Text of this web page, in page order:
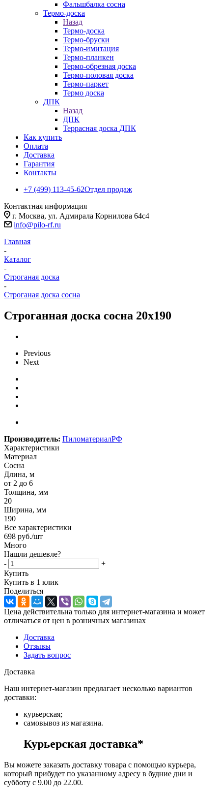
Фальшбалка сосна
Термо-доска
Назад
Термо-доска
Термо-бруски
Термо-имитация
Термо-планкен
Термо-обрезная доска
Термо-половая доска
Термо-паркет
Термо доска
ДПК
Назад
ДПК
Террасная доска ДПК
Как купить
Оплата
Доставка
Гарантия
Контакты
+7 (499) 113-45-62Отдел продаж
Контактная информация
г. Москва, ул. Адмирала Корнилова 64с4
info@pilo-rf.ru
Главная
-
Каталог
-
Строганая доска
-
Строганая доска сосна
Строганная доска сосна 20х190
Previous
Next
Производитель: ПиломатериалРФ
Характеристики
Материал
Сосна
Длина, м
от 2 до 6
Толщина, мм
20
Ширина, мм
190
Все характеристики
698 руб./шт
Много
Нашли дешевле?
-
+
Купить
Купить в 1 клик
Поделиться
Цена действительна только для интернет-магазина и может
отличаться от цен в розничных магазинах
Доставка
Отзывы
Задать вопрос
Доставка
Наш интернет-магазин предлагает несколько вариантов
доставки:
курьерская;
самовывоз из магазина.
Курьерская доставка*
Вы можете заказать доставку товара с помощью курьера,
который прибудет по указанному адресу в будние дни и
субботу с 9.00 до 22.00.